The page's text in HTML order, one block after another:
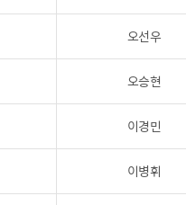
오선우
오승현
이경민
이병휘